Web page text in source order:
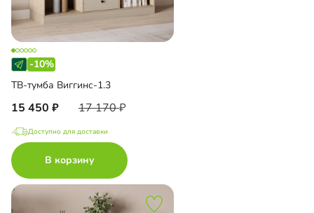
-10%
ТВ-тумба Виггинс-1.3
15 450 17 170
Доступно для доставки
В корзину